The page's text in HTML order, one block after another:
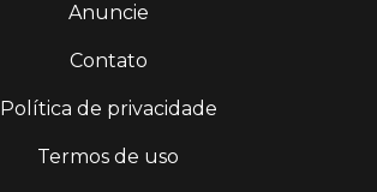
Anuncie
Contato
Política de privacidade
Termos de uso